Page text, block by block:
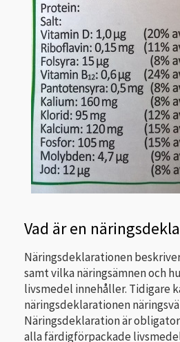
Vad är en
Näringsdeklarationen
samt vilka näringsämnen och
livsmedel innehåller. Tidigare
näringsdeklarationen
Näringsdeklaration är
alla färdigförpackade